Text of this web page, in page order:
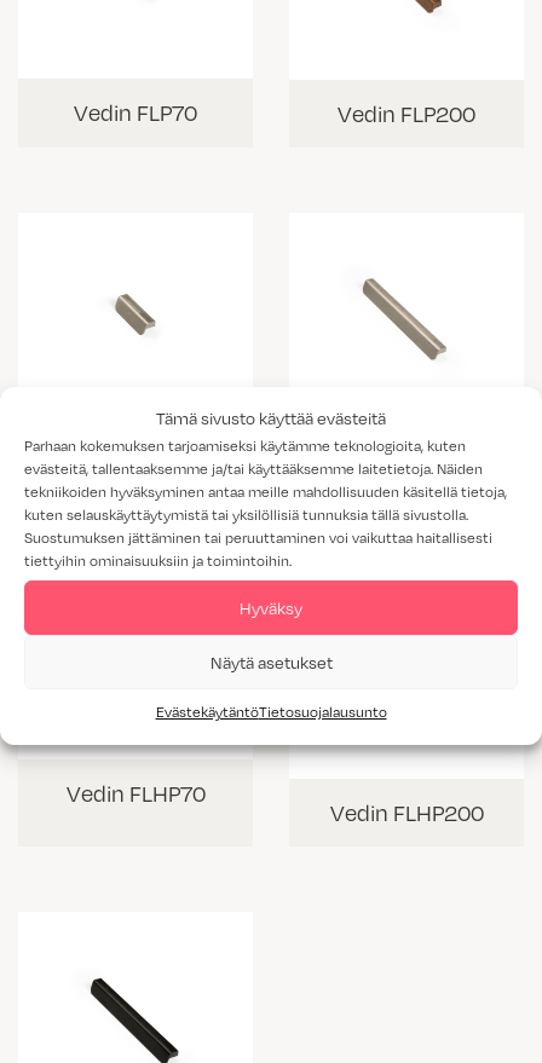
Tämä sivusto käyttää evästeitä
Parhaan kokemuksen tarjoamiseksi käytämme teknologioita, kuten
evästeitä, tallentaaksemme ja/tai käyttääksemme laitetietoja. Näiden
tekniikoiden hyväksyminen antaa meille mahdollisuuden käsitellä tietoja,
kuten selauskäyttäytymistä tai yksilöllisiä tunnuksia tällä sivustolla.
Suostumuksen jättäminen tai peruuttaminen voi vaikuttaa haitallisesti
tiettyihin ominaisuuksiin ja toimintoihin.
Hyväksy
Näytä asetukset
EvästekäytäntöTietosuojalausunto
Vedin FLP70 Vedin FLP200
Vedin FLR70 Vedin FLR200
Vedin FLHP70
Vedin FLHP200